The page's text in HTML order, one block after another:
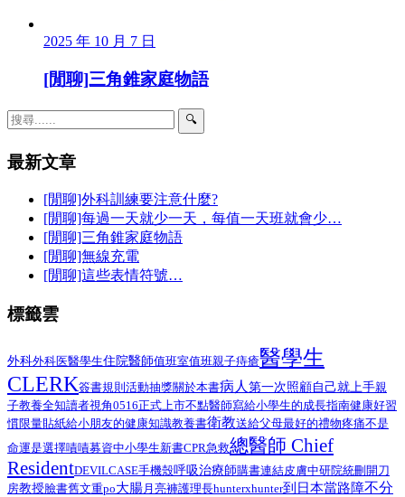
2025 年 10 月 7 日
[閒聊]三角錐家庭物語
🔍
最新文章
[閒聊]外科訓練要注意什麼?
[閒聊]每過一天就少一天，每值一天班就會少…
[閒聊]三角錐家庭物語
[閒聊]無線充電
[閒聊]這些表情符號…
標籤雲
外科外科医醫學生住院醫師值班室值班親子痔瘡醫學生
CLERK簽書規則 活動抽獎關於本書病人 第一次照顧自己就上手親
子教養全知讀者視角0516正式上市不點醫師寫給小學生的成長指南健康好習
慣限量貼紙給小朋友的健康知識教養書衛教送給父母最好的禮物疼痛不是
命運是選擇嘖嘖募資中小學生新書CPR急救總醫師 Chief
ResidentDEVILCASE手機殼呼吸治療師購書連結皮膚中研院統刪 開刀
房教授臉書舊文重po大腸 月亮褲護理長hunterxhunter到日本當路障不分